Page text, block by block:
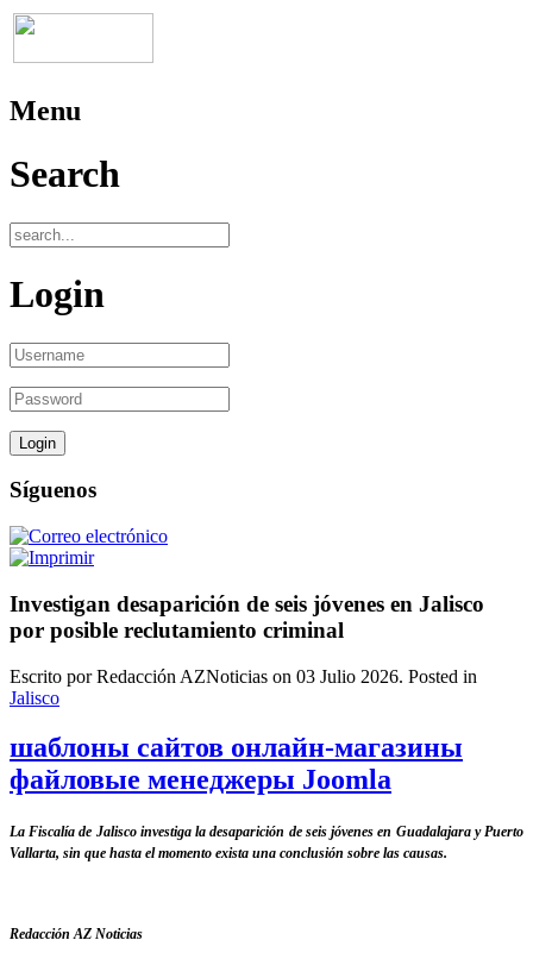
Menu
Search
Login
Síguenos
Investigan desaparición de seis jóvenes en Jalisco
por posible reclutamiento criminal
Escrito por Redacción AZNoticias on 03 Julio 2026. Posted in
Jalisco
шаблоны сайтов онлайн-магазины
файловые менеджеры Joomla
La Fiscalía de Jalisco investiga la desaparición de seis jóvenes en Guadalajara y Puerto
Vallarta, sin que hasta el momento exista una conclusión sobre las causas.
Redacción AZ Noticias